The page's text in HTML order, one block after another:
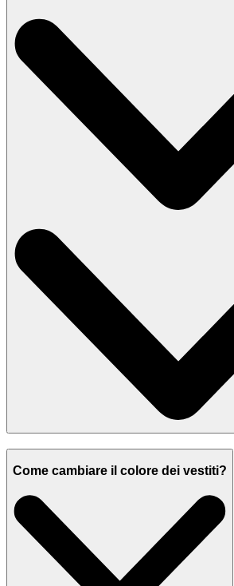
Come cambiare il colore dei vestiti?